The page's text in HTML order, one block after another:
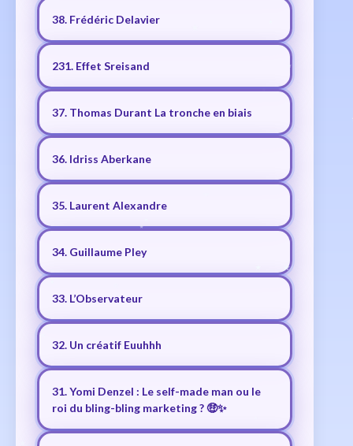
38. Frédéric Delavier
231. Effet Sreisand
37. Thomas Durant La tronche en biais
36. Idriss Aberkane
35. Laurent Alexandre
34. Guillaume Pley
33. L’Observateur
32. Un créatif Euuhhh
31. Yomi Denzel : Le self-made man ou le
roi du bling-bling marketing ? 🤑✨